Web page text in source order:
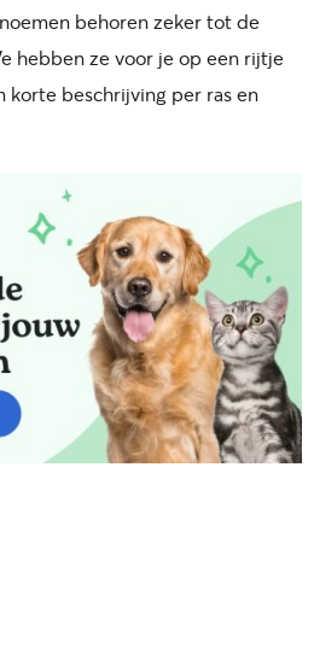
behoren zeker tot de
hebben ze voor je op een rijtje
beschrijving per ras en